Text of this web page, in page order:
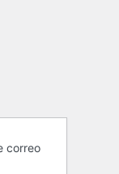
correo